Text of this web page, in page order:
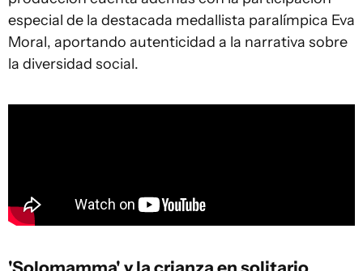
especial de la destacada medallista paralímpica Eva
Moral, aportando autenticidad a la narrativa sobre
la diversidad social.